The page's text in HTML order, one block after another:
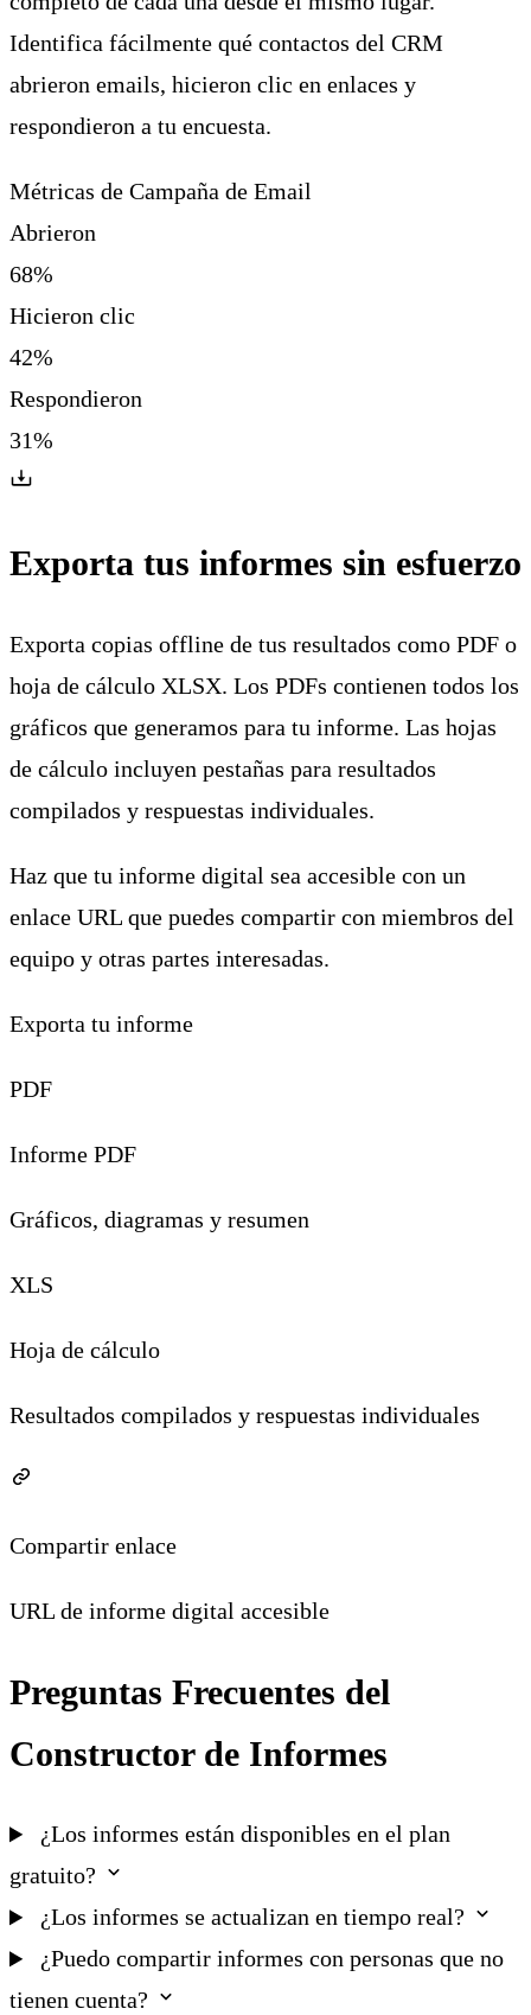
Identifica fácilmente qué contactos del CRM
abrieron emails, hicieron clic en enlaces y
respondieron a tu encuesta.
Métricas de Campaña de Email
Abrieron
68%
Hicieron clic
42%
Respondieron
31%
Exporta tus informes sin esfuerzo
Exporta copias offline de tus resultados como PDF o
hoja de cálculo XLSX. Los PDFs contienen todos los
gráficos que generamos para tu informe. Las hojas
de cálculo incluyen pestañas para resultados
compilados y respuestas individuales.
Haz que tu informe digital sea accesible con un
enlace URL que puedes compartir con miembros del
equipo y otras partes interesadas.
Exporta tu informe
PDF
Informe PDF
Gráficos, diagramas y resumen
XLS
Hoja de cálculo
Resultados compilados y respuestas individuales
Compartir enlace
URL de informe digital accesible
Preguntas Frecuentes del
Constructor de Informes
¿Los informes están disponibles en el plan
gratuito?
¿Los informes se actualizan en tiempo real?
¿Puedo compartir informes con personas que no
tienen cuenta?